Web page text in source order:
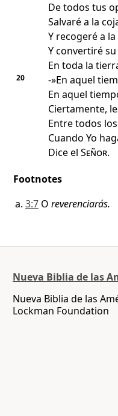
De todos tus
Salvaré a la
Y recogeré a
Y convertiré
En toda la
20 -»En aquel
En aquel
Ciertamente,
Entre todos
Cuando Yo
Dice el Señor.
Footnotes
3:7 O reverenciarás.
Nueva Biblia de las
Nueva Biblia de las
Lockman Foundation